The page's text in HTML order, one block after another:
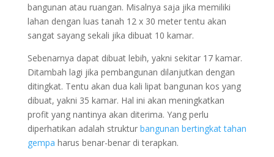
bangunan atau ruangan. Misalnya saja jika memiliki
lahan dengan luas tanah 12 x 30 meter tentu akan
sangat sayang sekali jika dibuat 10 kamar.
Sebenarnya dapat dibuat lebih, yakni sekitar 17 kamar.
Ditambah lagi jika pembangunan dilanjutkan dengan
ditingkat. Tentu akan dua kali lipat bangunan kos yang
dibuat, yakni 35 kamar. Hal ini akan meningkatkan
profit yang nantinya akan diterima. Yang perlu
diperhatikan adalah struktur bangunan bertingkat tahan
gempa harus benar-benar di terapkan.